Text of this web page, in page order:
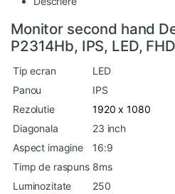
Monitor second hand
P2314Hb, IPS, LED,
Tip ecran
LED
Panou
IPS
Rezolutie
1920 x 1080
Diagonala
23 inch
Aspect imagine
16:9
Timp de raspuns 8ms
Luminozitate
250